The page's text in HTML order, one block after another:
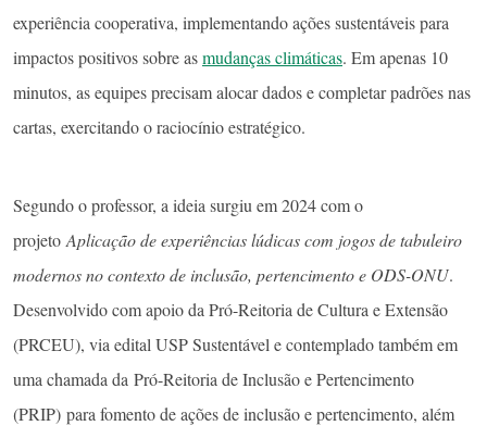
experiência cooperativa, implementando ações sustentáveis para
impactos positivos sobre asmudanças climáticas. Em apenas 10
minutos, as equipes precisam alocar dados e completar padrões nas
cartas, exercitando o raciocínio estratégico.
Segundo o professor, a ideia surgiu em 2024 com o
projeto Aplicação de experiências lúdicas com jogos de tabuleiro
modernos no contexto de inclusão, pertencimento e ODS-ONU.
Desenvolvido com apoio da Pró-Reitoria de Cultura e Extensão
(PRCEU), via edital USP Sustentável e contemplado também em
uma chamada da Pró-Reitoria de Inclusão e Pertencimento
(PRIP) para fomento de ações de inclusão e pertencimento, além